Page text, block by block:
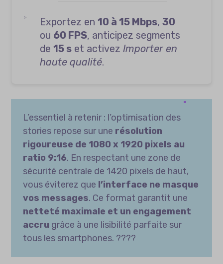
Exportez en10 à 15 Mbps,30
ou 60 FPS, anticipez segments
de15 s et activezImporter en
haute qualité.
L’essentiel à retenir : l’optimisation des
stories repose sur une résolution
rigoureuse de 1080 x 1920 pixels au
ratio 9:16. En respectant une zone de
sécurité centrale de 1420 pixels de haut,
vous éviterez que l’interface ne masque
vos messages. Ce format garantit une
netteté maximale et un engagement
accru grâce à une lisibilité parfaite sur
tous les smartphones. ????